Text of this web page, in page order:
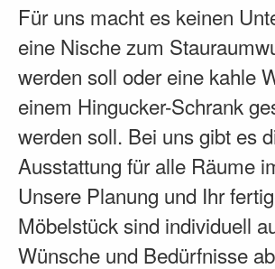
Für uns macht es keinen
eine Nische zum
werden soll oder eine kahle
einem Hingucker-Schrank
werden soll. Bei uns gibt es
Ausstattung für alle Räume
Unsere Planung und Ihr
Möbelstück sind individuell
Wünsche und Bedürfnisse